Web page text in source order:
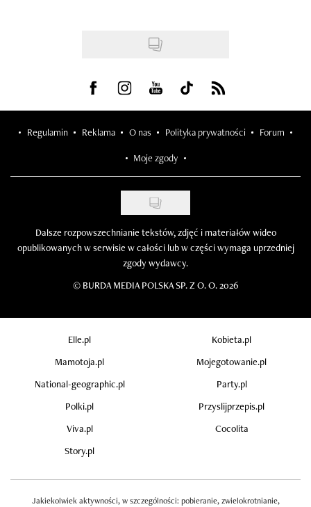
Visit us on Facebook
Visit us on Instagram
Visit us on Youtube
Visit us on Tiktok
Visit us on Rss
Regulamin Reklama O nas Polityka prywatności Forum
Moje zgody
Dalsze rozpowszechnianie tekstów, zdjęć i materiałów wideo
opublikowanych w serwisie w całości lub w części wymaga uprzedniej
zgody wydawcy.
© BURDA MEDIA POLSKA SP. Z O. O. 2026
Elle.pl
Kobieta.pl
Mamotoja.pl
Mojegotowanie.pl
National-geographic.pl
Party.pl
Polki.pl
Przyslijprzepis.pl
Viva.pl
Cocolita
Story.pl
Jakiekolwiek aktywności, w szczególności: pobieranie, zwielokrotnianie,